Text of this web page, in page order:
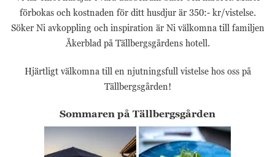
förbokas och kostnaden för ditt husdjur är 350:- kr/vistelse.
Söker Ni avkoppling och inspiration är Ni välkomna till familjen
Åkerblad på Tällbergsgårdens hotell.
Hjärtligt välkomna till en njutningsfull vistelse hos oss på
Tällbergsgården!
Sommaren på Tällbergsgården
och analysera
effektiviteten i
annonskampanjen.